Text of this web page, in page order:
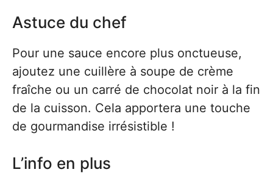
Astuce du chef
Pour une sauce encore plus onctueuse,
ajoutez une cuillère à soupe de crème
fraîche ou un carré de chocolat noir à la fin
de la cuisson. Cela apportera une touche
de gourmandise irrésistible !
L’info en plus